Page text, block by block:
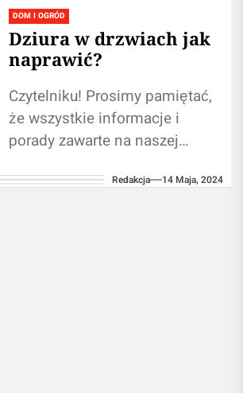
DOM I OGRÓD
Dziura w drzwiach jak
naprawić?
Czytelniku! Prosimy pamiętać,
że wszystkie informacje i
porady zawarte na naszej
samodzielnej konsultacji ze
Redakcja 14 Maja, 2024